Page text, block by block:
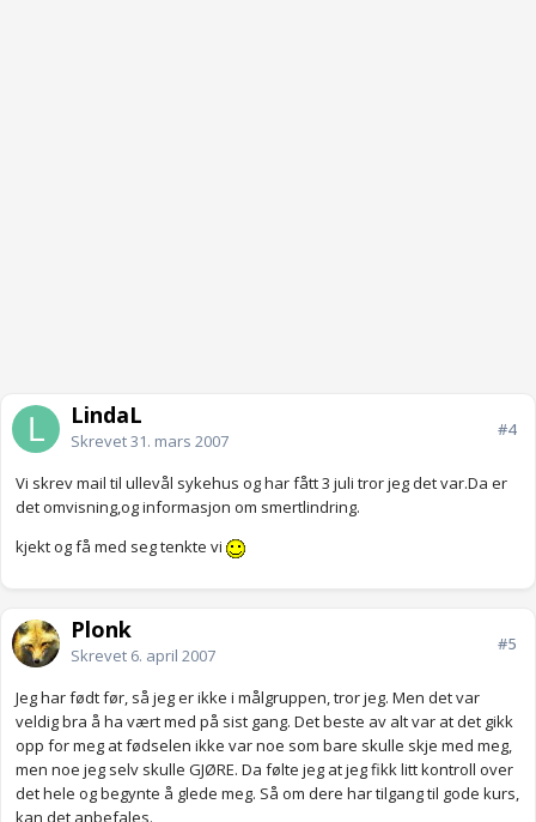
LindaL
Skrevet31. mars 2007
#4
Vi skrev mail til ullevål sykehus og har fått 3 juli tror jeg det var.Da er
det omvisning,og informasjon om smertlindring.
kjekt og få med seg tenkte vi
Plonk
Skrevet 6. april 2007
#5
Jeg har født før, så jeg er ikke i målgruppen, tror jeg. Men det var
veldig bra å ha vært med på sist gang. Det beste av alt var at det gikk
opp for meg at fødselen ikke var noe som bare skulle skje med meg,
men noe jeg selv skulle GJØRE. Da følte jeg at jeg fikk litt kontroll over
det hele og begynte å glede meg. Så om dere har tilgang til gode kurs,
kan det anbefales.